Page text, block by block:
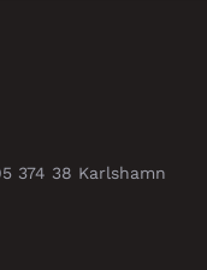
374 38 Karlshamn